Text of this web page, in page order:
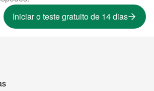
Iniciar o teste gratuito de 14 dias